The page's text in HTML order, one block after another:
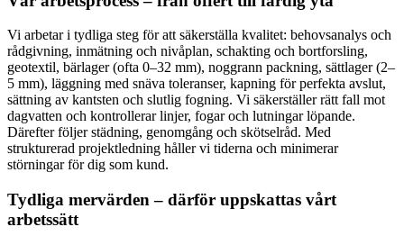
Vi arbetar i tydliga steg för att säkerställa kvalitet: behovsanalys och
rådgivning, inmätning och nivåplan, schakting och bortforsling,
geotextil, bärlager (ofta 0–32 mm), noggrann packning, sättlager (2–
5 mm), läggning med snäva toleranser, kapning för perfekta avslut,
sättning av kantsten och slutlig fogning. Vi säkerställer rätt fall mot
dagvatten och kontrollerar linjer, fogar och lutningar löpande.
Därefter följer städning, genomgång och skötselråd. Med
strukturerad projektledning håller vi tiderna och minimerar
störningar för dig som kund.
Tydliga mervärden – därför uppskattas vårt
arbetssätt